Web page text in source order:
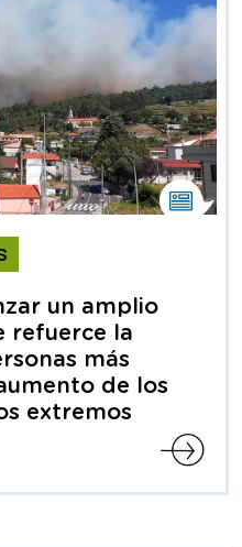
Esta
noticia
un amplio
refuerce la
más
de los
extremos